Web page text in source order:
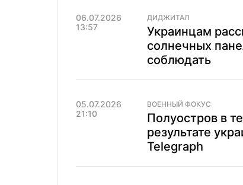
06.07.2026
13:57
ДИДЖИТАЛ
Украинцам
солнечных
соблюдать
05.07.2026
21:10
ВОЕННЫЙ ФОКУС
Полуостров в
результате
Telegraph